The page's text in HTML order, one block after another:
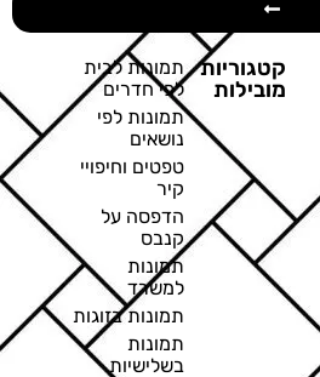
קטגוריות
מובילות
תמונות לבית
לפי חדרים
תמונות לפי
נושאים
טפטים וחיפויי
קיר
הדפסה על
קנבס
תמונות
למשרד
תמונות בזוגות
תמונות
בשלישיות